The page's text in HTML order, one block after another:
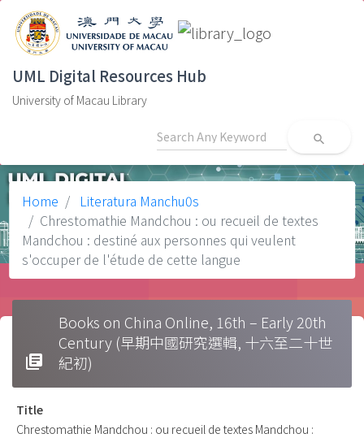
UML Digital Resources Hub
University of Macau Library
search
Home
Literatura Manchu0s
Chrestomathie Mandchou : ou recueil de textes
Mandchou : destiné aux personnes qui veulent
s'occuper de l'étude de cette langue
library_books
Books on China Online, 16th – Early 20th
Century (早期中國研究選輯, 十六至二十世
紀初)
Title
Chrestomathie Mandchou : ou recueil de textes Mandchou :